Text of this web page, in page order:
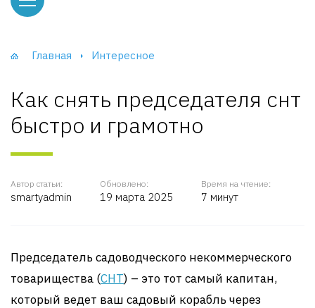
Главная Интересное
Как снять председателя снт
быстро и грамотно
Автор статьи:
smartyadmin
Обновлено:
19 марта 2025
Время на чтение:
7 минут
Председатель садоводческого некоммерческого
товарищества (СНТ) – это тот самый капитан,
который ведет ваш садовый корабль через
и тумбы